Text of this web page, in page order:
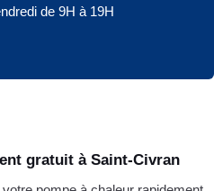
gratuit à Saint-Civran
de 9H à 19H